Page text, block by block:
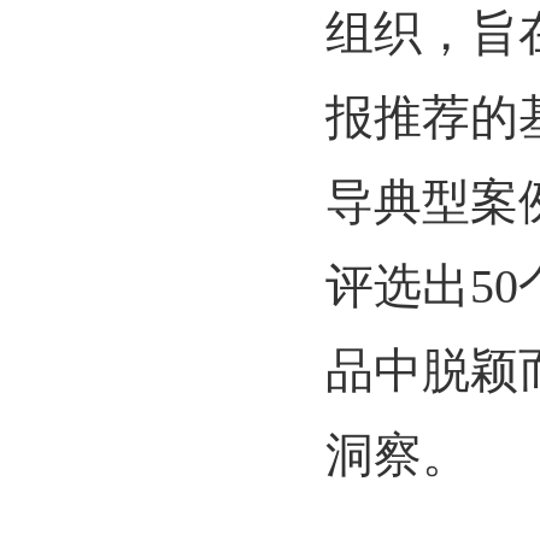
组织，旨
报推荐的
导典型案
评选出50
品中脱颖
洞察。